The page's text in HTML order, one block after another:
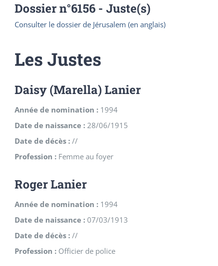
Dossier n°6156 - Juste(s)
Consulter le dossier de Jérusalem (en anglais)
Les Justes
Daisy (Marella) Lanier
Année de nomination : 1994
Date de naissance : 28/06/1915
Date de décès : //
Profession : Femme au foyer
Roger Lanier
Année de nomination : 1994
Date de naissance : 07/03/1913
Date de décès : //
Profession : Officier de police